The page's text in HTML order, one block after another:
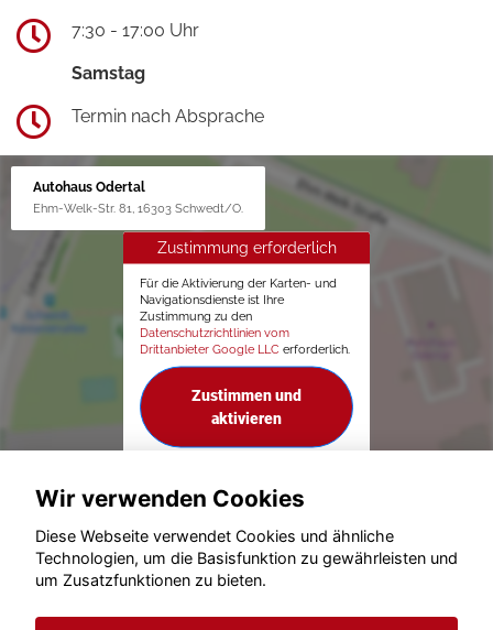
7:30 - 17:00 Uhr
Samstag
Termin nach Absprache
Autohaus Odertal
Ehm-Welk-Str. 81, 16303 Schwedt/O.
Zustimmung erforderlich
Für die Aktivierung der Karten- und
Navigationsdienste ist Ihre
Zustimmung zu den
Datenschutzrichtlinien vom
Drittanbieter Google LLC erforderlich.
Zustimmen und
aktivieren
© konjunkturmotor.de GmbH 2020 - 2026
Wir verwenden Cookies
Diese Webseite verwendet Cookies und ähnliche
Technologien, um die Basisfunktion zu gewährleisten und
um Zusatzfunktionen zu bieten.